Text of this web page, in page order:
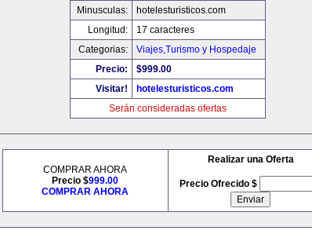
Minusculas:
hotelesturisticos.com
Longitud:
17 caracteres
Categorias:
Viajes,Turismo y Hospedaje
Precio:
$999.00
Visitar!
hotelesturisticos.com
Serán consideradas ofertas
COMPRAR AHORA
Precio $999.00
COMPRAR AHORA
Realizar una Oferta
Precio Ofrecido $